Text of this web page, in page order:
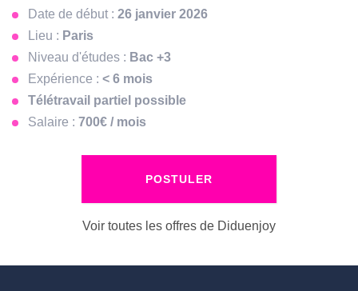
Date de début : 26 janvier 2026
Lieu : Paris
Niveau d'études : Bac +3
Expérience : < 6 mois
Télétravail partiel possible
Salaire : 700€ / mois
POSTULER
Voir toutes les offres de Diduenjoy